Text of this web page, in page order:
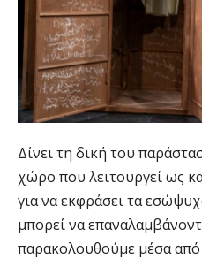
Δίνει τη δική του
χώρο που λειτουργεί ως
για να εκφράσει τα
μπορεί να
παρακολουθούμε μέσα από